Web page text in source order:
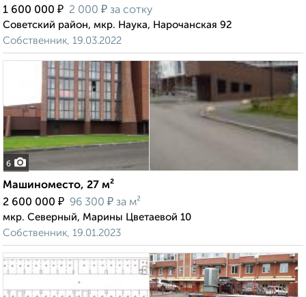
1 600 000 ₽ 2 000 ₽ за сотку
Советский район, мкр. Наука, Нарочанская 92
Собственник, 19.03.2022
6
Машиноместо, 27 м²
2 600 000 ₽ 96 300 ₽ за м²
мкр. Северный, Марины Цветаевой 10
Собственник, 19.01.2023